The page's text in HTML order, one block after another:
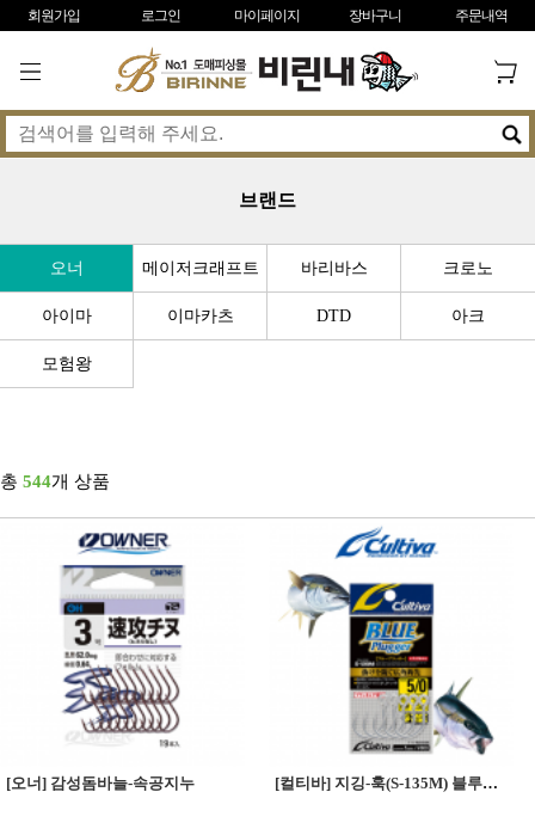
회원가입 로그인 마이페이지 장바구니 주문내역
브랜드
오너 메이저크래프트 바리바스 크로노
아이마 이마카츠 DTD 아크
모험왕
총 544개 상품
[오너] 감성돔바늘-속공지누 [컬티바] 지깅-훅(S-135M) 블루플러거